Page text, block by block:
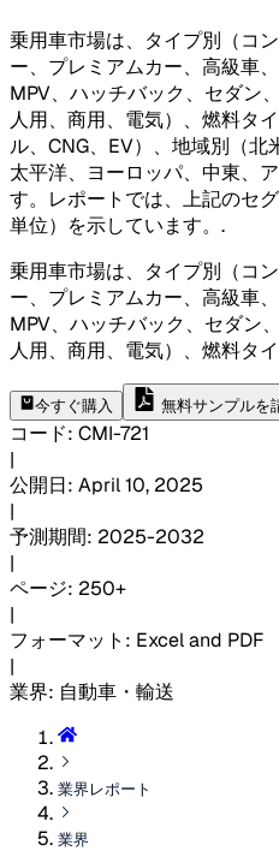
乗用車市場は、タイプ別（コ
ー、プレミアムカー、高級車
MPV、ハッチバック、セダン
人用、商用、電気）、燃料タ
ル、CNG、EV）、地域別（
太平洋、ヨーロッパ、中東、
す。レポートでは、上記のセ
単位）を示しています。 .
乗用車市場は、タイプ別（コ
ー、プレミアムカー、高級車
MPV、ハッチバック、セダン
人用、商用、電気）、燃料タ
今すぐ購入 無料サンプルを
コード: CMI-721
|
公開日: April 10, 2025
|
予測期間: 2025-2032
|
ページ: 250+
|
フォーマット : Excel and PDF
|
業界: 自動車・輸送
業界レポート
業界